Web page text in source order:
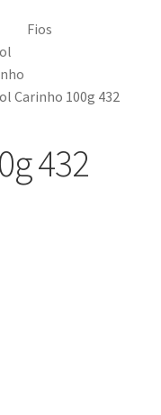
Fios
Carinho 100g 432
432